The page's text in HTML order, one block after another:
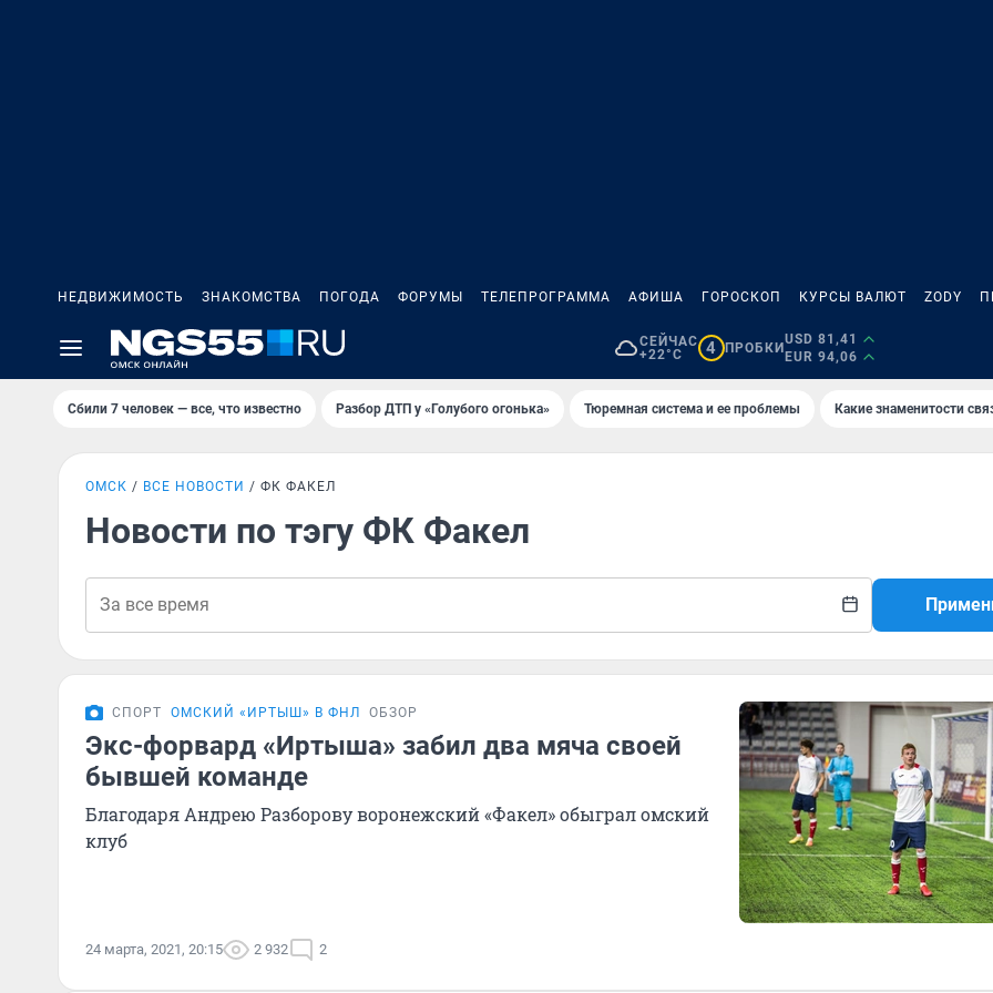
НЕДВИЖИМОСТЬ ЗНАКОМСТВА ПОГОДА ФОРУМЫ ТЕЛЕПРОГРАММА АФИША ГОРОСКОП КУРСЫ ВАЛЮТ ZODY
СЕЙЧАС
+22°C
4 ПРОБКИ
USD 81,41
EUR 94,06
Сбили 7 человек — все, что известно Разбор ДТП у «Голубого огонька» Тюремная система и ее проблемы Какие знаменитости
ОМСК ВСЕ НОВОСТИ ФК ФАКЕЛ
Новости по тэгу ФК Факел
СПОРТ ОМСКИЙ «ИРТЫШ» В ФНЛ ОБЗОР
Экс-форвард «Иртыша» забил два мяча своей
бывшей команде
Благодаря Андрею Разборову воронежский «Факел» обыграл омский
клуб
24 марта, 2021, 20:15 2 932 2